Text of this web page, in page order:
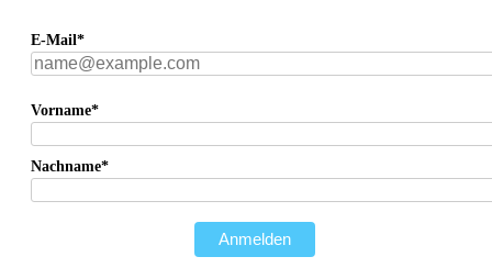
E-Mail*
Vorname*
Nachname*
Anmelden